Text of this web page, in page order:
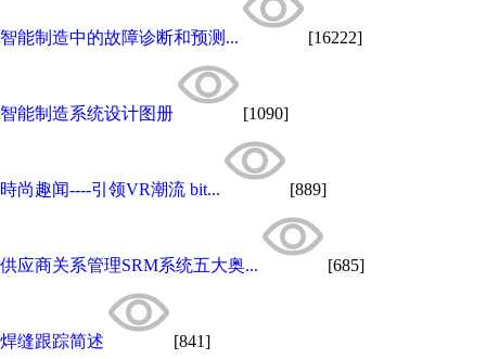
智能制造中的故障诊断和预测... [16222]
智能制造系统设计图册 [1090]
時尚趣闻----引领VR潮流 bit... [889]
供应商关系管理SRM系统五大奥... [685]
焊缝跟踪简述 [841]